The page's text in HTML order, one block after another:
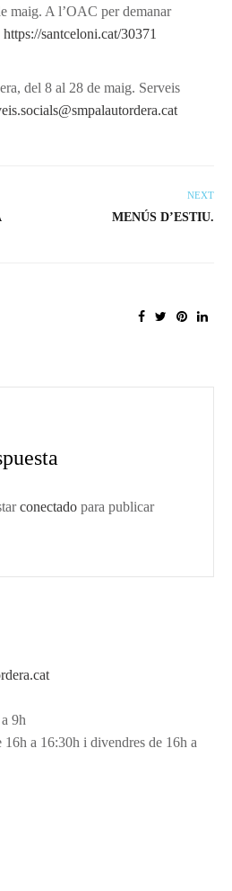
maig. A l’OAC per demanar
https://santceloni.cat/30371
del 8 al 28 de maig. Serveis
NEXT
MENÚS D’ESTIU.
conectado para publicar
9h
a 16:30h i divendres de 16h a